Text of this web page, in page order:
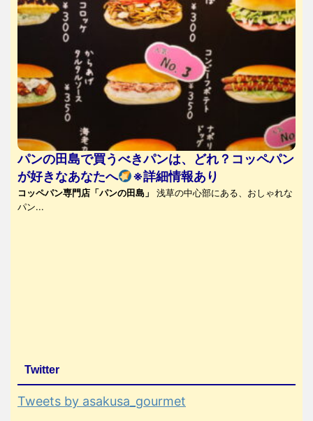
パンの田島で買うべきパンは、どれ？コッペパン
が好きなあなたへ
※詳細情報あり
コッペパン専門店「パンの田島」
浅草の中心部にある、おしゃれな
パン...
Twitter
Tweets by asakusa_gourmet